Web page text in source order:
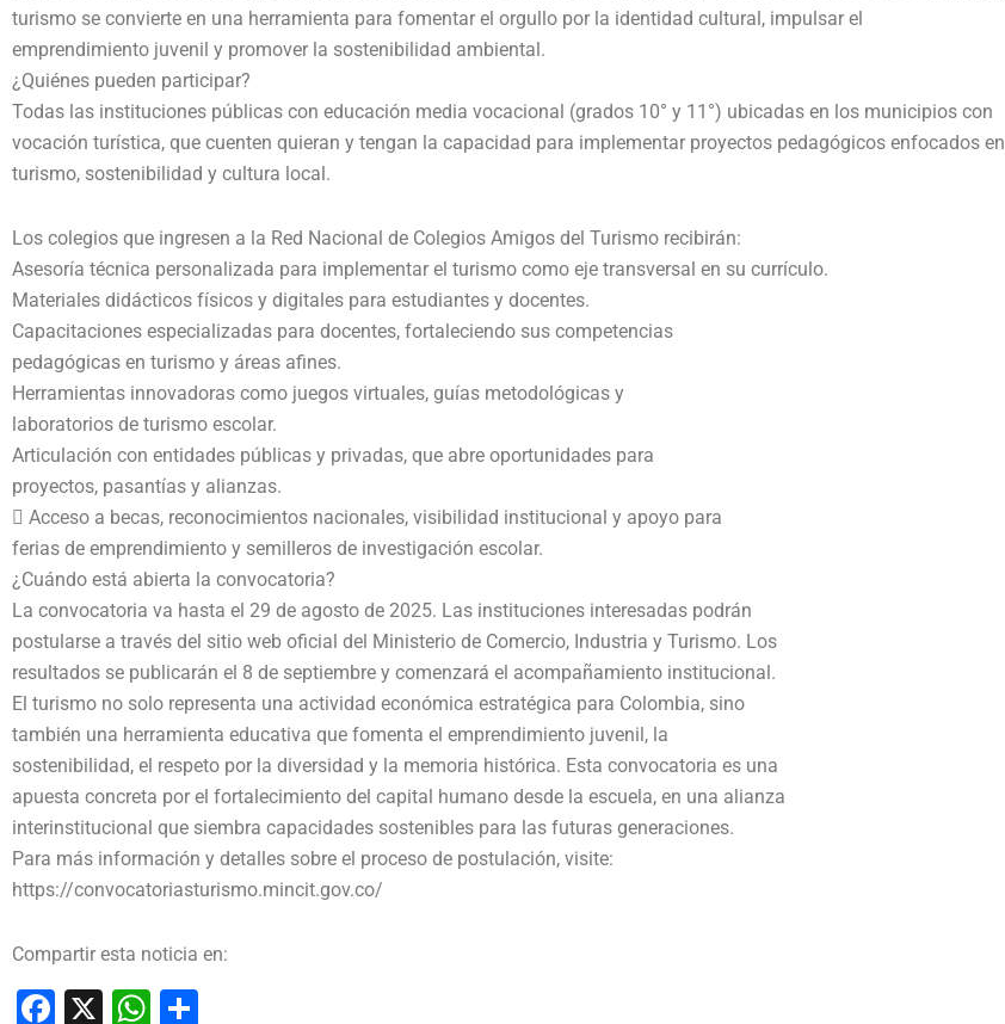
turismo se convierte en una herramienta para fomentar el orgullo por la identidad cultural, impulsar el
emprendimiento juvenil y promover la sostenibilidad ambiental.
¿Quiénes pueden participar?
Todas las instituciones públicas con educación media vocacional (grados 10° y 11°) ubicadas en los municipios con
vocación turística, que cuenten quieran y tengan la capacidad para implementar proyectos pedagógicos enfocados en
turismo, sostenibilidad y cultura local.
Los colegios que ingresen a la Red Nacional de Colegios Amigos del Turismo recibirán:
Asesoría técnica personalizada para implementar el turismo como eje transversal en su currículo.
Materiales didácticos físicos y digitales para estudiantes y docentes.
Capacitaciones especializadas para docentes, fortaleciendo sus competencias
pedagógicas en turismo y áreas afines.
Herramientas innovadoras como juegos virtuales, guías metodológicas y
laboratorios de turismo escolar.
Articulación con entidades públicas y privadas, que abre oportunidades para
proyectos, pasantías y alianzas.
 Acceso a becas, reconocimientos nacionales, visibilidad institucional y apoyo para
ferias de emprendimiento y semilleros de investigación escolar.
¿Cuándo está abierta la convocatoria?
La convocatoria va hasta el 29 de agosto de 2025. Las instituciones interesadas podrán
postularse a través del sitio web oficial del Ministerio de Comercio, Industria y Turismo. Los
resultados se publicarán el 8 de septiembre y comenzará el acompañamiento institucional.
El turismo no solo representa una actividad económica estratégica para Colombia, sino
también una herramienta educativa que fomenta el emprendimiento juvenil, la
sostenibilidad, el respeto por la diversidad y la memoria histórica. Esta convocatoria es una
apuesta concreta por el fortalecimiento del capital humano desde la escuela, en una alianza
interinstitucional que siembra capacidades sostenibles para las futuras generaciones.
Para más información y detalles sobre el proceso de postulación, visite:
https://convocatoriasturismo.mincit.gov.co/
Compartir esta noticia en:
Facebook
X WhatsApp